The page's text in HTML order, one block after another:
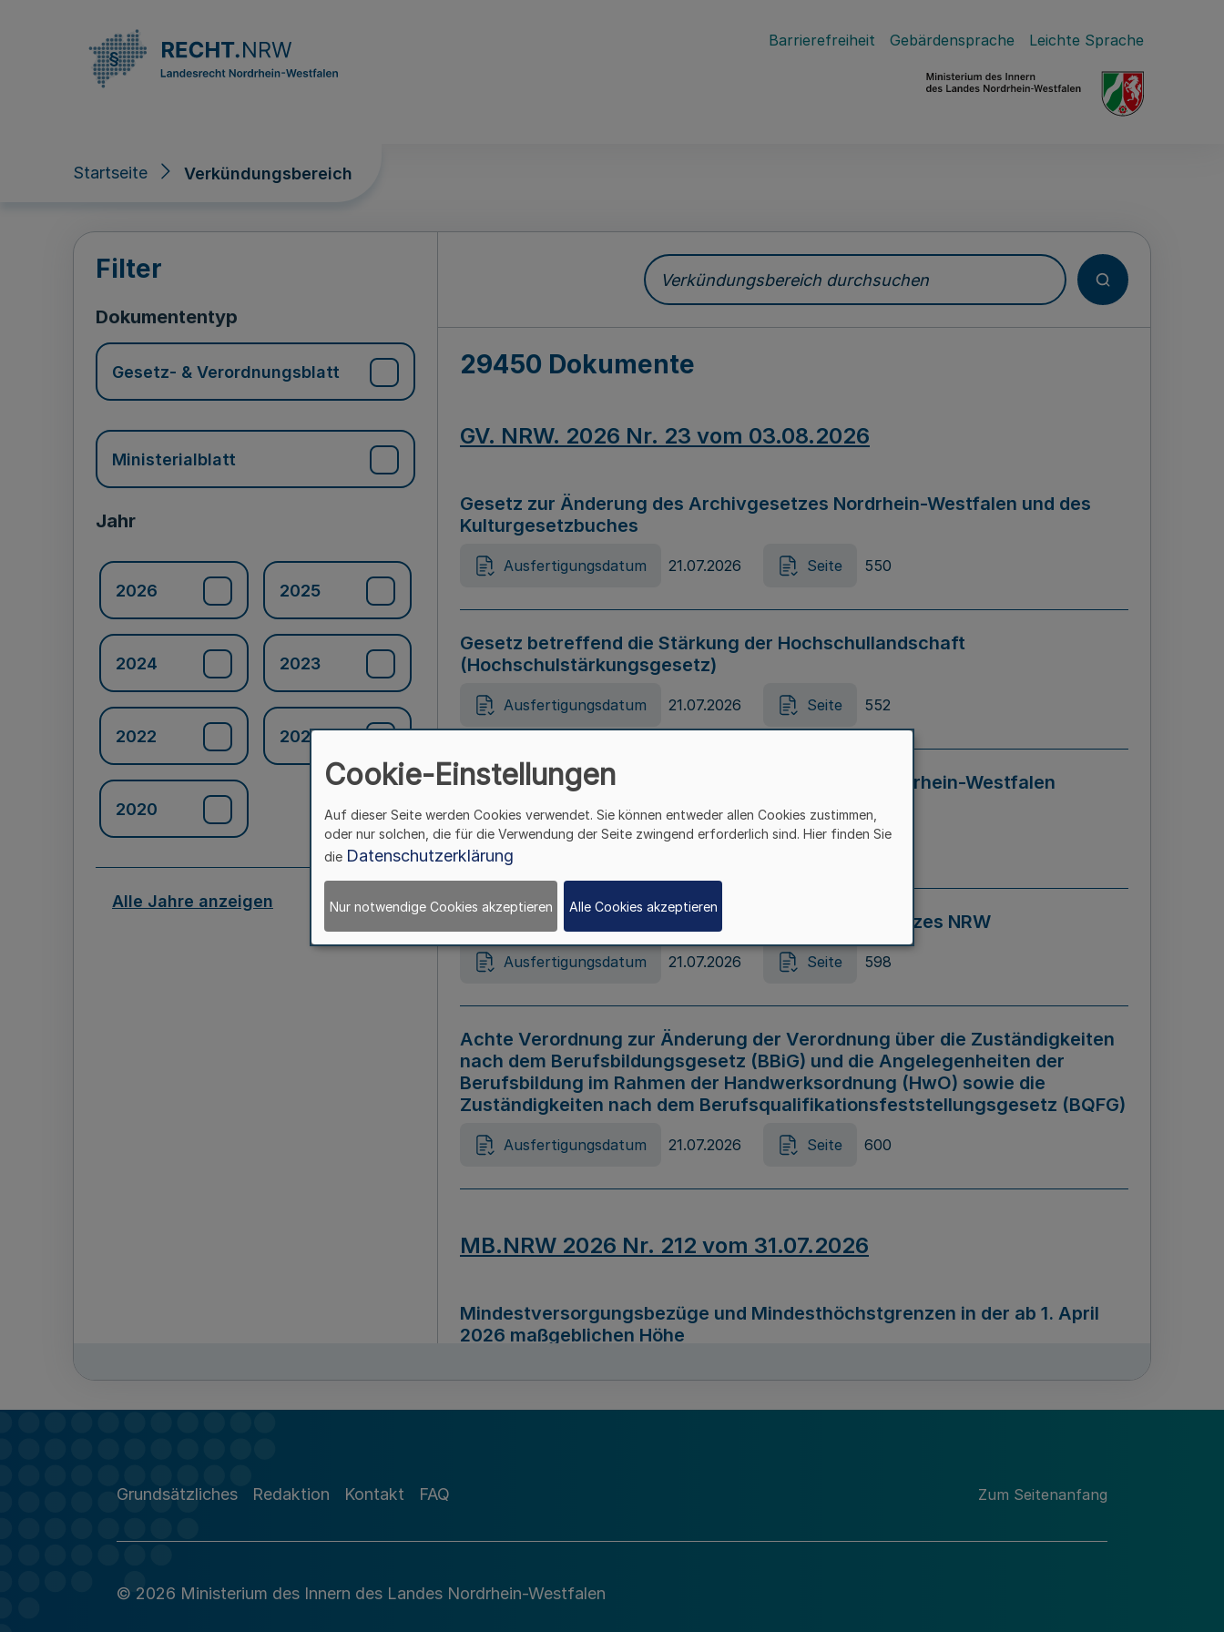
Barrierefreiheit Gebärdensprache Leichte Sprache
Startseite Verkündungsbereich
Verkündungsbereich
Filter
Dokumententyp
Gesetz- & Verordnungsblatt
Ministerialblatt
Jahr
2026 2025
2024 2023
2022 2021
2020
Alle Jahre anzeigen
Verkündungsbereich durchsuchen
29450 Dokumente
GV. NRW. 2026 Nr. 23 vom 03.08.2026
Gesetz zur Änderung des Archivgesetzes Nordrhein-Westfalen und des
Kulturgesetzbuches
Ausfertigungsdatum 21.07.2026 Seite 550
Gesetz betreffend die Stärkung der Hochschullandschaft
(Hochschulstärkungsgesetz)
Ausfertigungsdatum 21.07.2026 Seite 552
Gesetz zur Vermeidung von Diskriminierung in Nordrhein-Westfalen
(Landesantidiskriminierungsgesetz – LADG NRW)
Ausfertigungsdatum 21.07.2026 Seite 595
Gesetz zur Änderung des Online-Casinospiel Gesetzes NRW
Ausfertigungsdatum 21.07.2026 Seite 598
Achte Verordnung zur Änderung der Verordnung über die Zuständigkeiten
nach dem Berufsbildungsgesetz (BBiG) und die Angelegenheiten der
Berufsbildung im Rahmen der Handwerksordnung (HwO) sowie die
Zuständigkeiten nach dem Berufsqualifikationsfeststellungsgesetz (BQFG)
Ausfertigungsdatum 21.07.2026 Seite 600
MB.NRW 2026 Nr. 212 vom 31.07.2026
Mindestversorgungsbezüge und Mindesthöchstgrenzen in der ab 1. April
2026 maßgeblichen Höhe
Richtlinie zur Durchführung des Förderprogramms „Mittelstand Innovativ &
Grundsätzliches Redaktion Kontakt FAQ Zum Seitenanfang
© 2026 Ministerium des Innern des Landes Nordrhein-Westfalen
Cookie-Einstellungen
Auf dieser Seite werden Cookies verwendet. Sie können entweder allen Cookies zustimmen,
oder nur solchen, die für die Verwendung der Seite zwingend erforderlich sind. Hier finden Sie
die Datenschutzerklärung
Nur notwendige Cookies akzeptieren Alle Cookies akzeptieren